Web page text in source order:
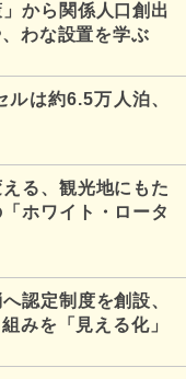
から関係人口創出
わな設置を学ぶ
は約6.5万人泊、
る、観光地にもた
ホワイト・ロータ
認定制度を創設、
みを「見える化」